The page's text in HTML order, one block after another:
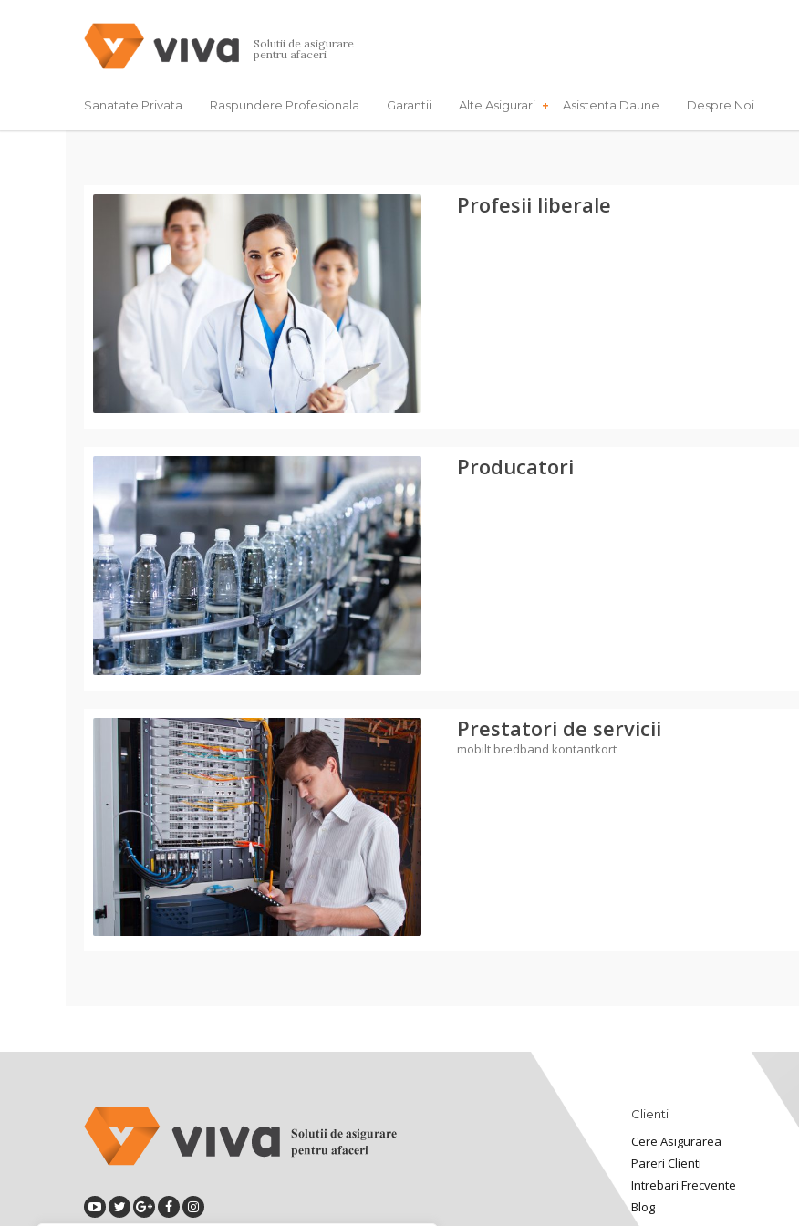
Solutii de asigurare
pentru afaceri
Sanatate Privata Raspundere Profesionala Garantii Alte Asigurari Asistenta Daune Despre Noi
Profesii liberale
Producatori
Prestatori de servicii
mobilt bredband kontantkort
Clienti
Cere Asigurarea
Pareri Clienti
Intrebari Frecvente
Blog